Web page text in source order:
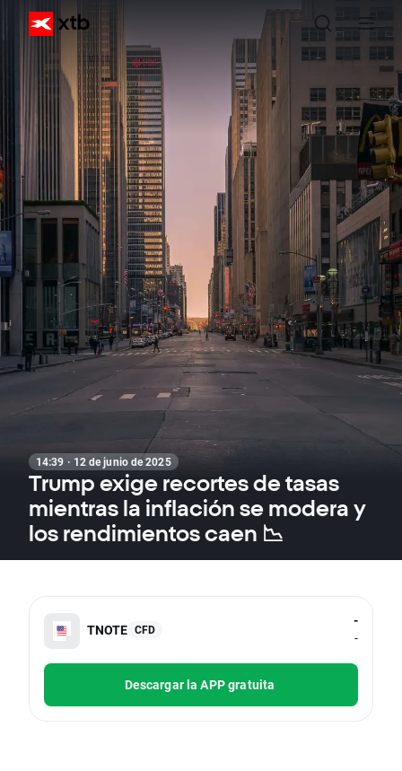
14:39 · 12 de junio de 2025
Trump exige recortes de tasas
mientras la inflación se modera y
los rendimientos caen 📉
TNOTE CFD
-
-
Descargar la APP gratuita